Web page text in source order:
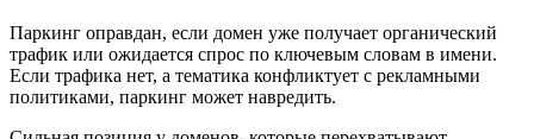
Паркинг оправдан, если домен уже получает органический
трафик или ожидается спрос по ключевым словам в имени.
Если трафика нет, а тематика конфликтует с рекламными
политиками, паркинг может навредить.